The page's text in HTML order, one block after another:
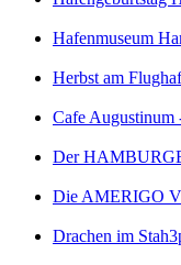
Hafenmuseum
Herbst am
Cafe Augustinum
Der
Die AMERIGO
Drachen im